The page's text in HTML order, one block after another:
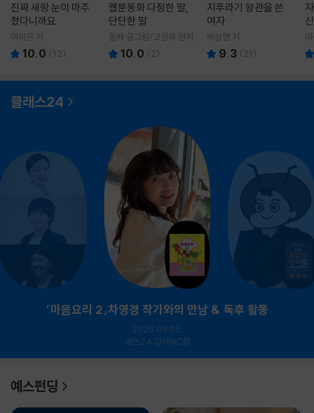
진짜 새랑 눈이 마주
쳤다니까요
이이은 저
10.0 (12)
웹툰동화 다정한 말,
단단한 말
돌배 글그림/고정욱 원저
10.0 ( 2)
지푸라기 왕관을 쓴
여자
박상영 저
9.3 ( 21 )
클래스24
『마음요리 2』차영경 작가와의 만남 & 독후 활동
2026.09.05.
예스24 강서NC점
예스펀딩